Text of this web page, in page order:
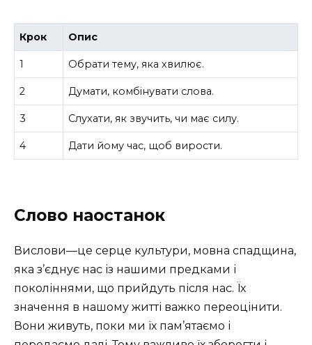
Крок Опис
1 Обрати тему, яка хвилює.
2 Думати, комбінувати слова.
3 Слухати, як звучить, чи має силу.
4 Дати йому час, щоб вирости.
Слово наостанок
Вислови—це серце культури, мовна спадщина,
яка з’єднує нас із нашими предками і
поколіннями, що прийдуть після нас. Їх
значення в нашому житті важко переоцінити.
Вони живуть, поки ми їх пам’ятаємо і